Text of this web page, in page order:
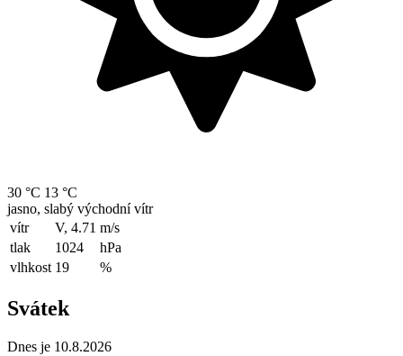
30 °C 13 °C
jasno, slabý východní vítr
vítr
V, 4.71 m/s
tlak
1024
hPa
vlhkost 19 %
Svátek
Dnes je 10.8.2026